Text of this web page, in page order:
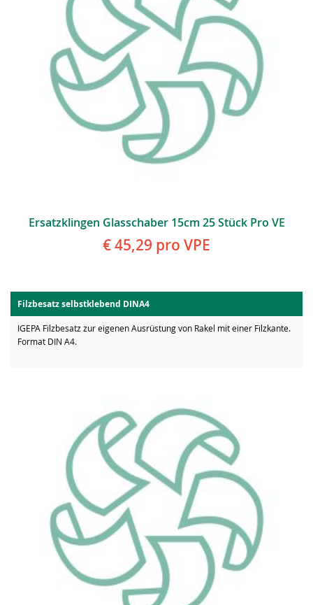
Ersatzklingen Glasschaber 15cm 25 Stück Pro VE
€ 45,29 pro VPE
Filzbesatz selbstklebend DINA4
IGEPA Filzbesatz zur eigenen Ausrüstung von Rakel mit einer Filzkante.
Format DIN A4.